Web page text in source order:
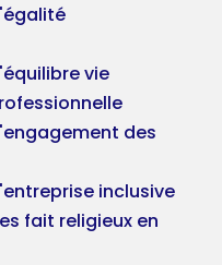
vie
des
inclusive
fait religieux en